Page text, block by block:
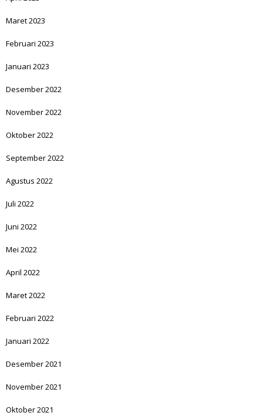
Maret 2023
Februari 2023
Januari 2023
Desember 2022
November 2022
Oktober 2022
September 2022
Agustus 2022
Juli 2022
Juni 2022
Mei 2022
April 2022
Maret 2022
Februari 2022
Januari 2022
Desember 2021
November 2021
Oktober 2021